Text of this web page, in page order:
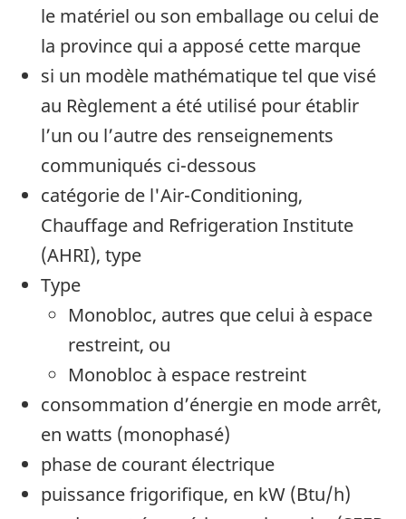
le matériel ou son emballage ou celui de
la province qui a apposé cette marque
si un modèle mathématique tel que visé
au Règlement a été utilisé pour établir
l’un ou l’autre des renseignements
communiqués ci-dessous
catégorie de l'Air-Conditioning,
Chauffage and Refrigeration Institute
(AHRI), type
Type
Monobloc, autres que celui à espace
restreint, ou
Monobloc à espace restreint
consommation d’énergie en mode arrêt,
en watts (monophasé)
phase de courant électrique
puissance frigorifique, en kW (Btu/h)